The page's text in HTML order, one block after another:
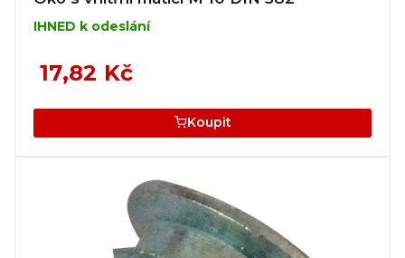
IHNED k odeslání
17,82 Kč
Koupit